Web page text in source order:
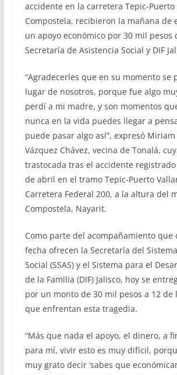
accidente en la carretera Tepic-Puerto
Compostela, recibieron la mañana de
un apoyo económico por 30 mil pesos
Secretaría de Asistencia Social y DIF
“Agradecerles que en su momento se
lugar de nosotros, porque fue algo
perdí a mi madre, y son momentos
nunca en la vida puedes llegar a
puede pasar algo así”, expresó Miriam
Vázquez Chávez, vecina de Tonalá,
trastocada tras el accidente
de abril en el tramo Tepic-Puerto
Carretera Federal 200, a la altura del
Compostela, Nayarit.
Como parte del acompañamiento que
fecha ofrecen la Secretaría del
Social (SSAS) y el Sistema para el
de la Familia (DIF) Jalisco, hoy se
por un monto de 30 mil pesos a 12 de
que enfrentan esta tragedia.
“Más que nada el apoyo, el dinero, a
para mí, vivir esto es muy difícil,
muy grato decir ‘sabes que